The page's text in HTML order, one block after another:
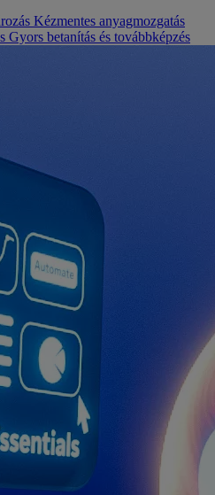
Kézmentes anyagmozgatás
Gyors betanítás és továbbképzés